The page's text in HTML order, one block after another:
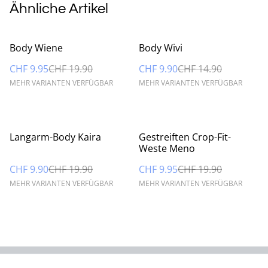
Ähnliche Artikel
%
Body Wiene
CHF 9.95CHF 19.90
MEHR VARIANTEN VERFÜGBAR
% Body Wivi
CHF 9.90CHF 14.90
MEHR VARIANTEN VERFÜGBAR
%
Langarm-Body Kaira
CHF 9.90CHF 19.90
MEHR VARIANTEN VERFÜGBAR
%
Gestreiften Crop-Fit-
Weste Meno
CHF 9.95CHF 19.90
MEHR VARIANTEN VERFÜGBAR